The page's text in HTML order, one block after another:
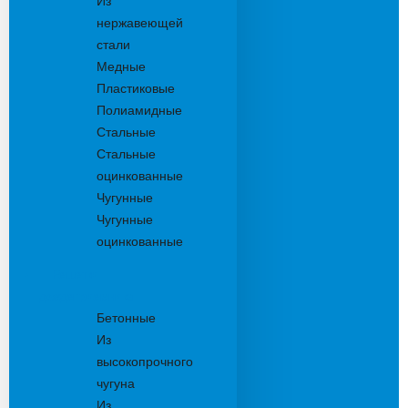
нержавеющей
стали
Медные
Пластиковые
Полиамидные
Стальные
Стальные
оцинкованные
Чугунные
Чугунные
оцинкованные
Бетонные
Из
высокопрочного
чугуна